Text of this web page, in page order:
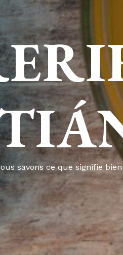
savons ce que signifie